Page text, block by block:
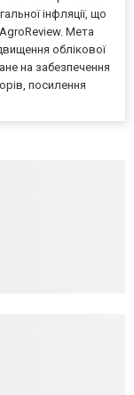
інфляції, що
Мета
облікової
на забезпечення
посилення